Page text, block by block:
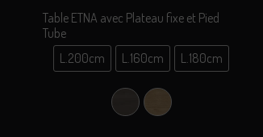
Table ETNA avec Plateau fixe et Pied
Tube
L.200cm
L.160cm
L.200cm L.160cm L.180cm
Chêne NebraskaChêne Sauvage